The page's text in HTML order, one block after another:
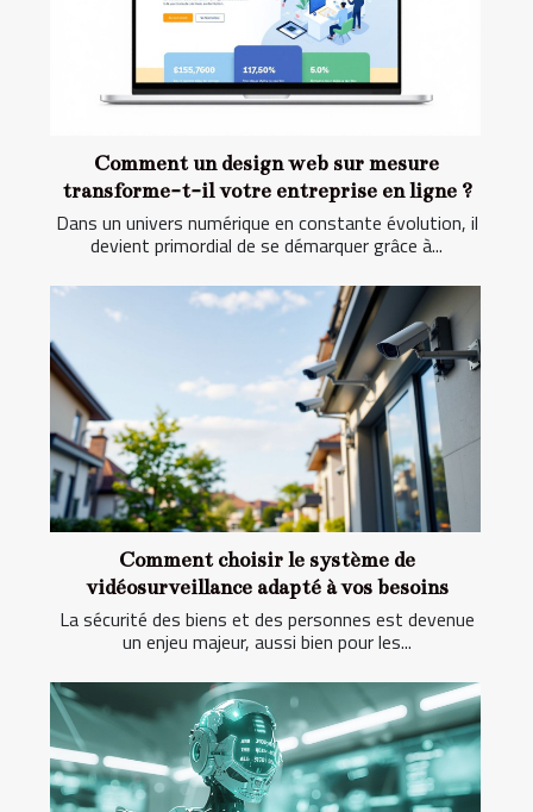
Comment un design web sur mesure
transforme-t-il votre entreprise en ligne ?
Dans un univers numérique en constante évolution, il
devient primordial de se démarquer grâce à...
Comment choisir le système de
vidéosurveillance adapté à vos besoins
La sécurité des biens et des personnes est devenue
un enjeu majeur, aussi bien pour les...